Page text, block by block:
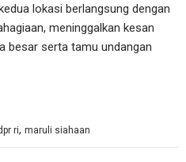
lokasi berlangsung dengan
meninggalkan kesan
besar serta tamu undangan
ri,maruli siahaan